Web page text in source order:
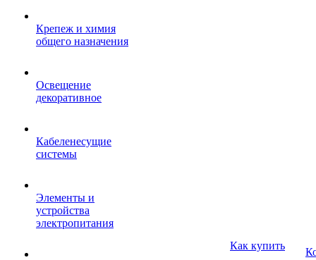
Крепеж и химия
общего назначения
Освещение
декоративное
Кабеленесущие
системы
Элементы и
устройства
электропитания
Как купить